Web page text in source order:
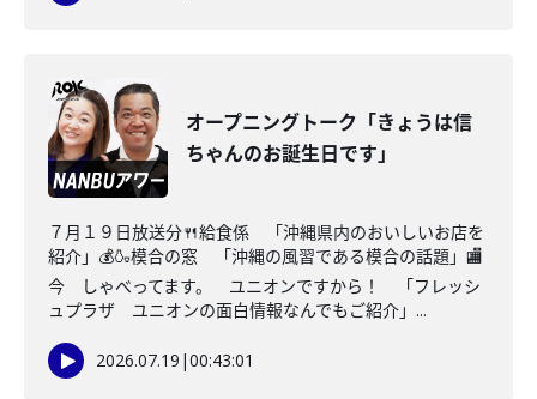
オープニングトーク「きょうは信
ちゃんのお誕生日です」
７月１９日放送分🍴給食係 「沖縄県内のおいしいお店を
紹介」💰🍶模合の窓 「沖縄の風習である模合の話題」🏬
今 しゃべってます。 ユニオンですから！ 「フレッシ
ュプラザ ユニオンの面白情報なんでもご紹介」...
2026.07.19 |00:43:01